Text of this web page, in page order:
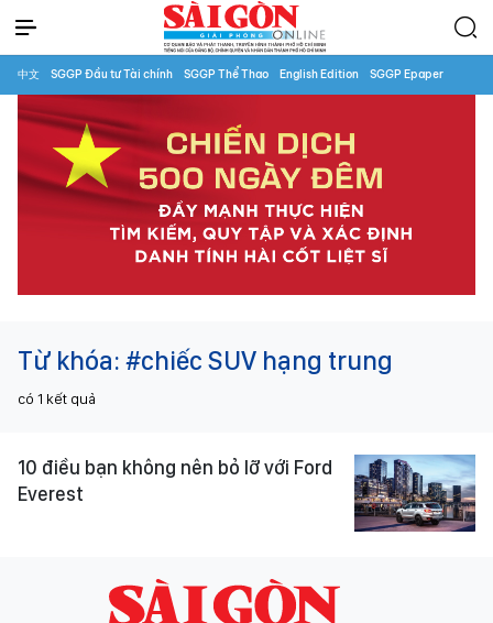
中文 SGGP Đầu tư Tài chính SGGP Thể Thao English Edition SGGP Epaper
Từ khóa: #chiếc SUV hạng trung
có 1 kết quả
10 điều bạn không nên bỏ lỡ với Ford
Everest